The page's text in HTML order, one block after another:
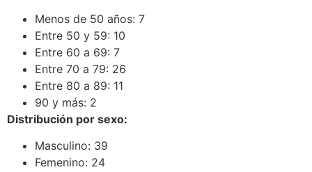
Menos de 50 años: 7
Entre 50 y 59: 10
Entre 60 a 69: 7
Entre 70 a 79: 26
Entre 80 a 89: 11
90 y más: 2
Distribución por sexo:
Masculino: 39
Femenino: 24